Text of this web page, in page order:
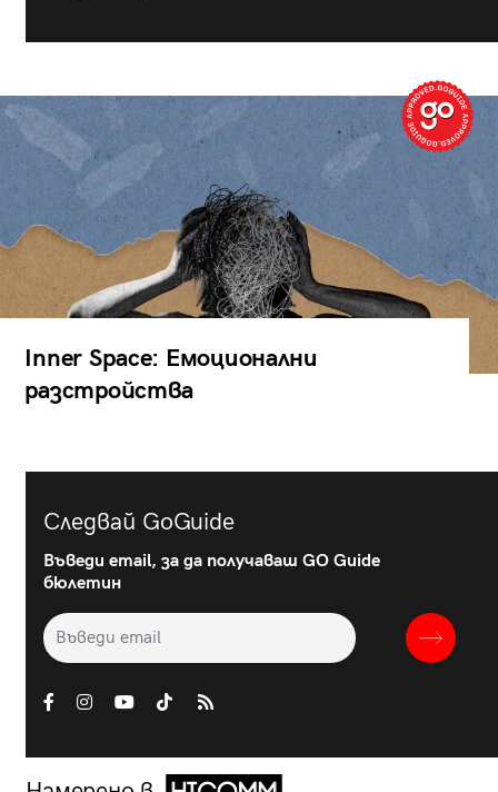
Inner Space: Емоционални
разстройства
Следвай GoGuide
Въведи email, за да получаваш GO Guide
бюлетин